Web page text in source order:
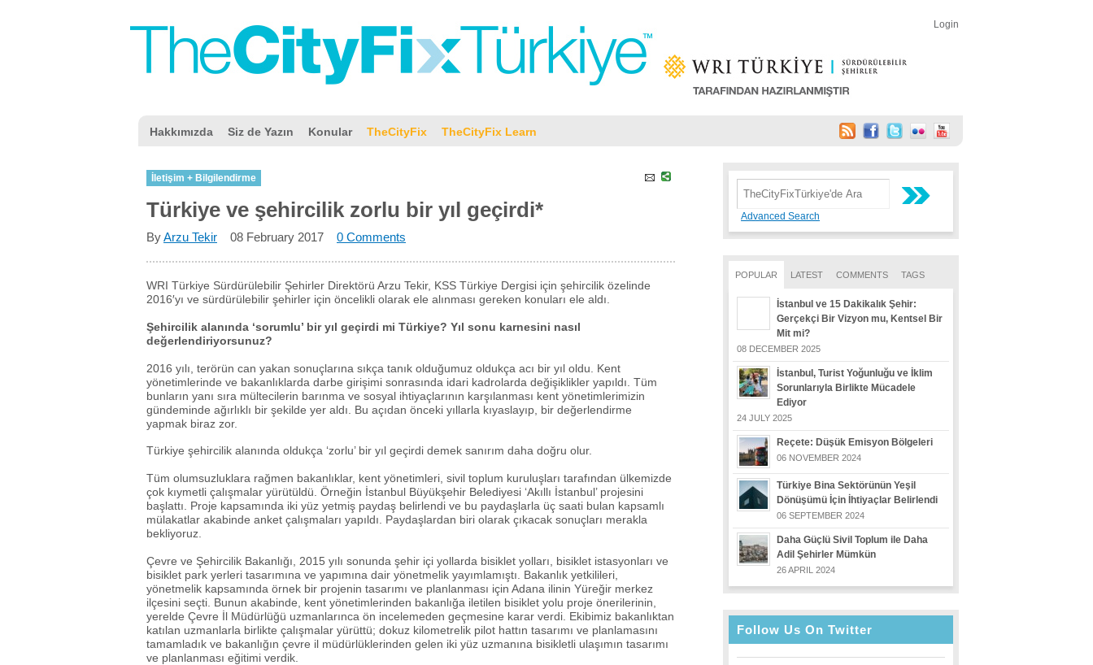
Login
Hakkımızda Siz de Yazın Konular TheCityFix TheCityFix Learn
Advanced Search
POPULAR LATEST COMMENTS TAGS
İstanbul ve 15 Dakikalık Şehir:
Gerçekçi Bir Vizyon mu, Kentsel Bir
Mit mi?
08 DECEMBER 2025
İstanbul, Turist Yoğunluğu ve İklim
Sorunlarıyla Birlikte Mücadele
Ediyor
24 JULY 2025
Reçete: Düşük Emisyon Bölgeleri
06 NOVEMBER 2024
Türkiye Bina Sektörünün Yeşil
Dönüşümü İçin İhtiyaçlar Belirlendi
06 SEPTEMBER 2024
Daha Güçlü Sivil Toplum ile Daha
Adil Şehirler Mümkün
26 APRIL 2024
Follow Us On Twitter
İletişim + Bilgilendirme
Türkiye ve şehircilik zorlu bir yıl geçirdi*
ByArzu Tekir 08 February 2017 0 Comments
WRI Türkiye Sürdürülebilir Şehirler Direktörü Arzu Tekir, KSS Türkiye Dergisi için şehircilik özelinde
2016′yı ve sürdürülebilir şehirler için öncelikli olarak ele alınması gereken konuları ele aldı.
Şehircilik alanında ‘sorumlu’ bir yıl geçirdi mi Türkiye? Yıl sonu karnesini nasıl
değerlendiriyorsunuz?
2016 yılı, terörün can yakan sonuçlarına sıkça tanık olduğumuz oldukça acı bir yıl oldu. Kent
yönetimlerinde ve bakanlıklarda darbe girişimi sonrasında idari kadrolarda değişiklikler yapıldı. Tüm
bunların yanı sıra mültecilerin barınma ve sosyal ihtiyaçlarının karşılanması kent yönetimlerimizin
gündeminde ağırlıklı bir şekilde yer aldı. Bu açıdan önceki yıllarla kıyaslayıp, bir değerlendirme
yapmak biraz zor.
Türkiye şehircilik alanında oldukça ‘zorlu’ bir yıl geçirdi demek sanırım daha doğru olur.
Tüm olumsuzluklara rağmen bakanlıklar, kent yönetimleri, sivil toplum kuruluşları tarafından ülkemizde
çok kıymetli çalışmalar yürütüldü. Örneğin İstanbul Büyükşehir Belediyesi ‘Akıllı İstanbul’ projesini
başlattı. Proje kapsamında iki yüz yetmiş paydaş belirlendi ve bu paydaşlarla üç saati bulan kapsamlı
mülakatlar akabinde anket çalışmaları yapıldı. Paydaşlardan biri olarak çıkacak sonuçları merakla
bekliyoruz.
Çevre ve Şehircilik Bakanlığı, 2015 yılı sonunda şehir içi yollarda bisiklet yolları, bisiklet istasyonları ve
bisiklet park yerleri tasarımına ve yapımına dair yönetmelik yayımlamıştı. Bakanlık yetkilileri,
yönetmelik kapsamında örnek bir projenin tasarımı ve planlanması için Adana ilinin Yüreğir merkez
ilçesini seçti. Bunun akabinde, kent yönetimlerinden bakanlığa iletilen bisiklet yolu proje önerilerinin,
yerelde Çevre İl Müdürlüğü uzmanlarınca ön incelemeden geçmesine karar verdi. Ekibimiz bakanlıktan
katılan uzmanlarla birlikte çalışmalar yürüttü; dokuz kilometrelik pilot hattın tasarımı ve planlamasını
tamamladık ve bakanlığın çevre il müdürlüklerinden gelen iki yüz uzmanına bisikletli ulaşımın tasarımı
ve planlanması eğitimi verdik.